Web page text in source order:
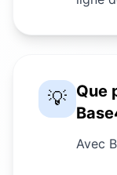
💡 Que
Avec